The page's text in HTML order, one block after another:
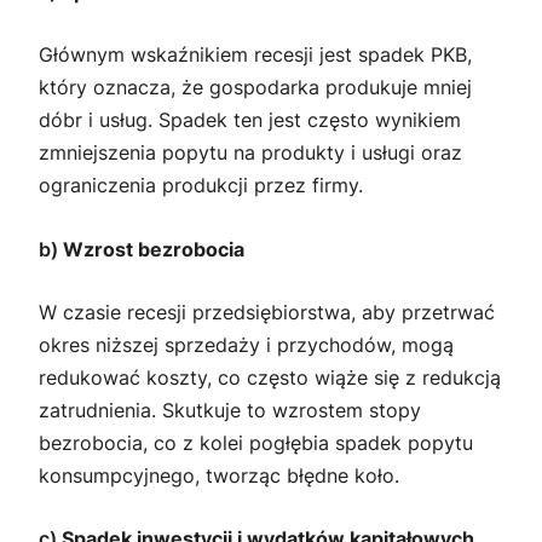
Głównym wskaźnikiem recesji jest spadek PKB,
który oznacza, że gospodarka produkuje mniej
dóbr i usług. Spadek ten jest często wynikiem
zmniejszenia popytu na produkty i usługi oraz
ograniczenia produkcji przez firmy.
b) Wzrost bezrobocia
W czasie recesji przedsiębiorstwa, aby przetrwać
okres niższej sprzedaży i przychodów, mogą
redukować koszty, co często wiąże się z redukcją
zatrudnienia. Skutkuje to wzrostem stopy
bezrobocia, co z kolei pogłębia spadek popytu
konsumpcyjnego, tworząc błędne koło.